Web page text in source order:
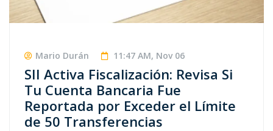
Mario Durán 11:47 AM, Nov 06
SII Activa Fiscalización: Revisa Si
Tu Cuenta Bancaria Fue
Reportada por Exceder el Límite
de 50 Transferencias